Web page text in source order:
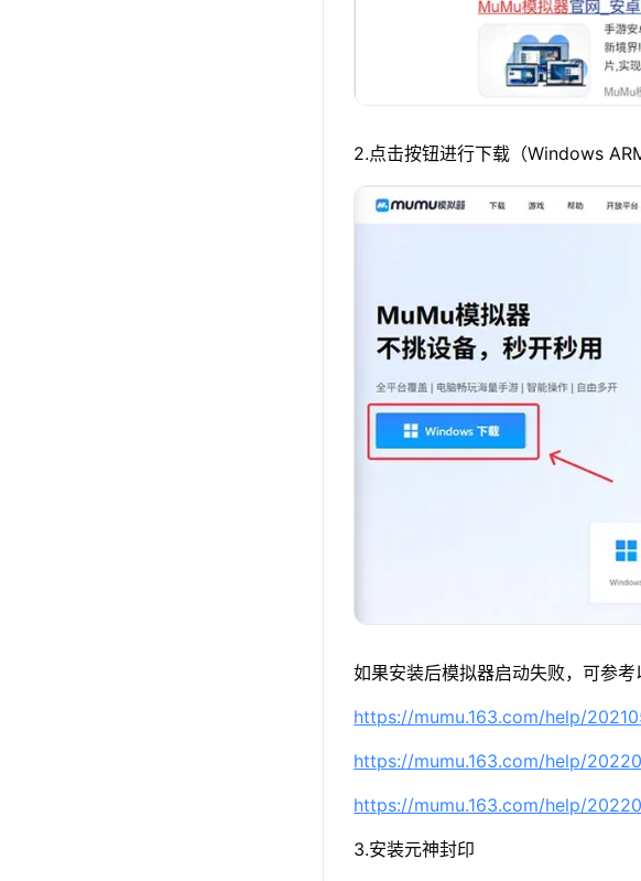
2.点击按钮进行下载（Windows
如果安装后模拟器启动失败，可参考
https://mumu.163.com/help/
https://mumu.163.com/help/
https://mumu.163.com/help/
3.安装元神封印